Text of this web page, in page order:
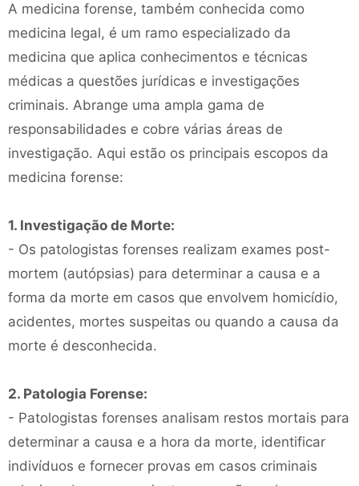
A medicina forense, também conhecida como
medicina legal, é um ramo especializado da
medicina que aplica conhecimentos e técnicas
médicas a questões jurídicas e investigações
criminais. Abrange uma ampla gama de
responsabilidades e cobre várias áreas de
investigação. Aqui estão os principais escopos da
medicina forense:
1. Investigação de Morte:
- Os patologistas forenses realizam exames post-
mortem (autópsias) para determinar a causa e a
forma da morte em casos que envolvem homicídio,
acidentes, mortes suspeitas ou quando a causa da
morte é desconhecida.
2. Patologia Forense:
- Patologistas forenses analisam restos mortais para
determinar a causa e a hora da morte, identificar
indivíduos e fornecer provas em casos criminais